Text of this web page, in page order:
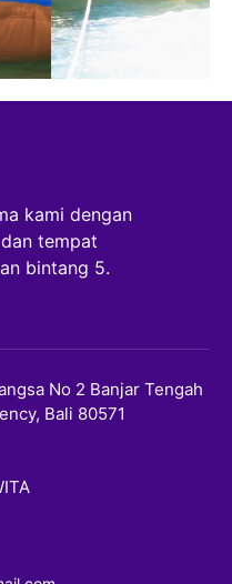
kami dengan
tempat
bintang 5.
No 2 Banjar Tengah
Bali 80571